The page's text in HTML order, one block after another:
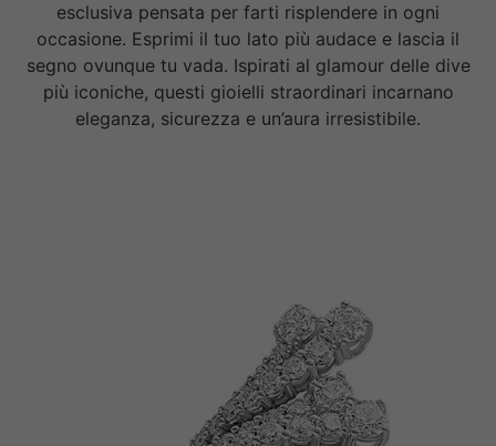
esclusiva pensata per farti risplendere in ogni
occasione. Esprimi il tuo lato più audace e lascia il
segno ovunque tu vada. Ispirati al glamour delle dive
più iconiche, questi gioielli straordinari incarnano
eleganza, sicurezza e un’aura irresistibile.